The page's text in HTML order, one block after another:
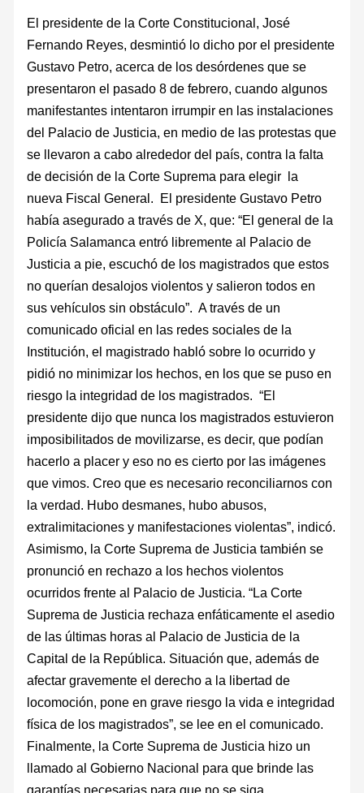
El presidente de la Corte Constitucional, José
Fernando Reyes, desmintió lo dicho por el presidente
Gustavo Petro, acerca de los desórdenes que se
presentaron el pasado 8 de febrero, cuando algunos
manifestantes intentaron irrumpir en las instalaciones
del Palacio de Justicia, en medio de las protestas que
se llevaron a cabo alrededor del país, contra la falta
de decisión de la Corte Suprema para elegir la
nueva Fiscal General. El presidente Gustavo Petro
había asegurado a través de X, que: “El general de la
Policía Salamanca entró libremente al Palacio de
Justicia a pie, escuchó de los magistrados que estos
no querían desalojos violentos y salieron todos en
sus vehículos sin obstáculo”. A través de un
comunicado oficial en las redes sociales de la
Institución, el magistrado habló sobre lo ocurrido y
pidió no minimizar los hechos, en los que se puso en
riesgo la integridad de los magistrados. “El
presidente dijo que nunca los magistrados estuvieron
imposibilitados de movilizarse, es decir, que podían
hacerlo a placer y eso no es cierto por las imágenes
que vimos. Creo que es necesario reconciliarnos con
la verdad. Hubo desmanes, hubo abusos,
extralimitaciones y manifestaciones violentas”, indicó.
Asimismo, la Corte Suprema de Justicia también se
pronunció en rechazo a los hechos violentos
ocurridos frente al Palacio de Justicia. “La Corte
Suprema de Justicia rechaza enfáticamente el asedio
de las últimas horas al Palacio de Justicia de la
Capital de la República. Situación que, además de
afectar gravemente el derecho a la libertad de
locomoción, pone en grave riesgo la vida e integridad
física de los magistrados”, se lee en el comunicado.
Finalmente, la Corte Suprema de Justicia hizo un
llamado al Gobierno Nacional para que brinde las
garantías necesarias para que no se siga